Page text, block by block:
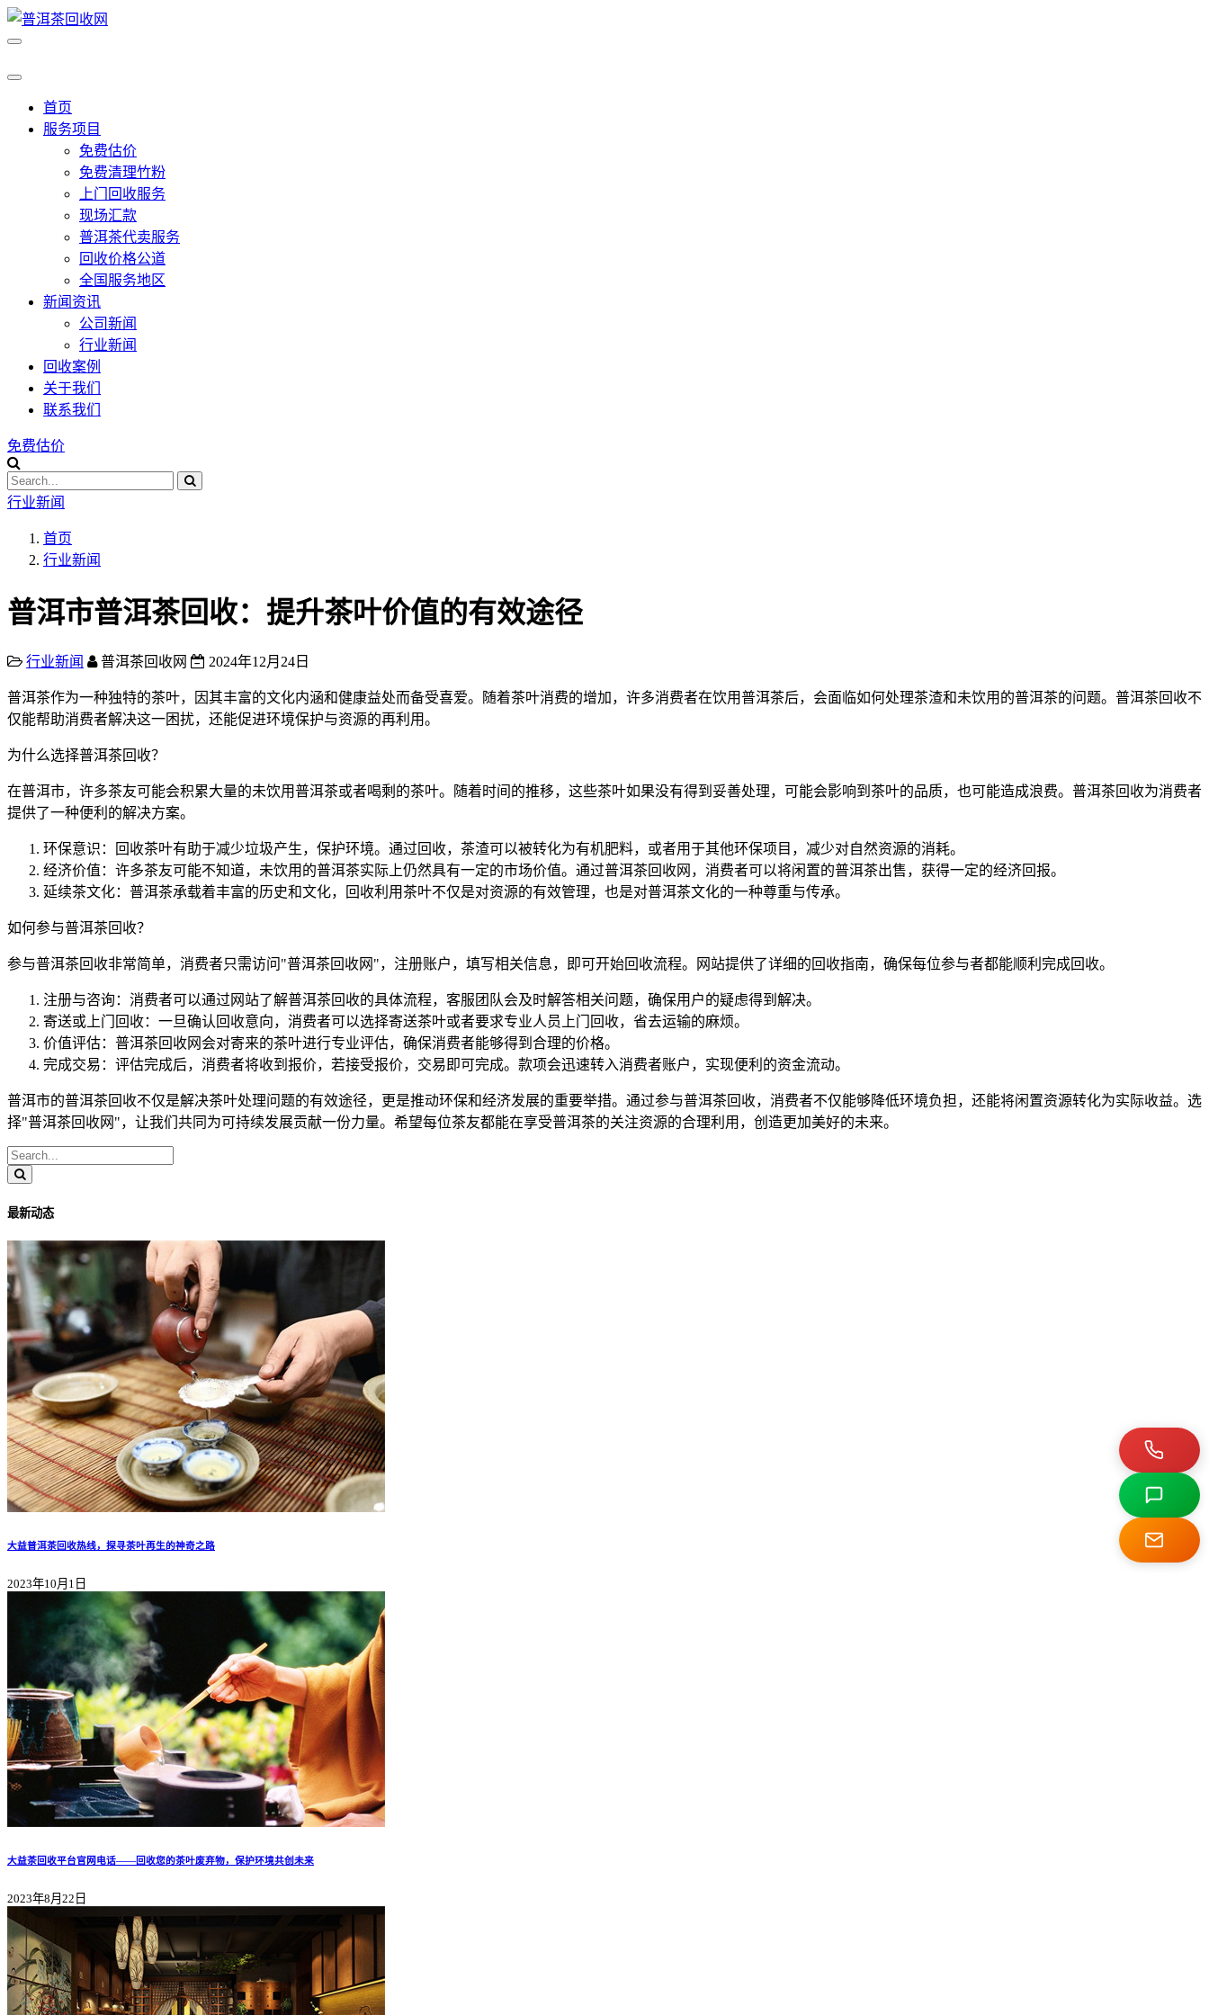
首页
服务项目
免费估价
免费清理竹粉
上门回收服务
现场汇款
普洱茶代卖服务
回收价格公道
全国服务地区
新闻资讯
公司新闻
行业新闻
回收案例
关于我们
联系我们
免费估价
行业新闻
首页
行业新闻
普洱市普洱茶回收：提升茶叶价值的有效途径
行业新闻 普洱茶回收网 2024年12月24日
普洱茶作为一种独特的茶叶，因其丰富的文化内涵和健康益处而备受喜爱。随着茶叶消费的增加，许多消费者在饮用普洱茶后，会面临如何处理茶渣和未饮用的普洱茶的问题。普洱茶回收不
仅能帮助消费者解决这一困扰，还能促进环境保护与资源的再利用。
为什么选择普洱茶回收？
在普洱市，许多茶友可能会积累大量的未饮用普洱茶或者喝剩的茶叶。随着时间的推移，这些茶叶如果没有得到妥善处理，可能会影响到茶叶的品质，也可能造成浪费。普洱茶回收为消费者
提供了一种便利的解决方案。
环保意识：回收茶叶有助于减少垃圾产生，保护环境。通过回收，茶渣可以被转化为有机肥料，或者用于其他环保项目，减少对自然资源的消耗。
经济价值：许多茶友可能不知道，未饮用的普洱茶实际上仍然具有一定的市场价值。通过普洱茶回收网，消费者可以将闲置的普洱茶出售，获得一定的经济回报。
延续茶文化：普洱茶承载着丰富的历史和文化，回收利用茶叶不仅是对资源的有效管理，也是对普洱茶文化的一种尊重与传承。
如何参与普洱茶回收？
参与普洱茶回收非常简单，消费者只需访问"普洱茶回收网"，注册账户，填写相关信息，即可开始回收流程。网站提供了详细的回收指南，确保每位参与者都能顺利完成回收。
注册与咨询：消费者可以通过网站了解普洱茶回收的具体流程，客服团队会及时解答相关问题，确保用户的疑虑得到解决。
寄送或上门回收：一旦确认回收意向，消费者可以选择寄送茶叶或者要求专业人员上门回收，省去运输的麻烦。
价值评估：普洱茶回收网会对寄来的茶叶进行专业评估，确保消费者能够得到合理的价格。
完成交易：评估完成后，消费者将收到报价，若接受报价，交易即可完成。款项会迅速转入消费者账户，实现便利的资金流动。
普洱市的普洱茶回收不仅是解决茶叶处理问题的有效途径，更是推动环保和经济发展的重要举措。通过参与普洱茶回收，消费者不仅能够降低环境负担，还能将闲置资源转化为实际收益。选
择"普洱茶回收网"，让我们共同为可持续发展贡献一份力量。希望每位茶友都能在享受普洱茶的关注资源的合理利用，创造更加美好的未来。
最新动态
大益普洱茶回收热线，探寻茶叶再生的神奇之路
2023年10月1日
大益茶回收平台官网电话——回收您的茶叶废弃物，保护环境共创未来
2023年8月22日